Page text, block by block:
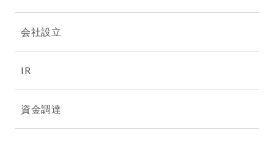
会社設立
IR
資金調達